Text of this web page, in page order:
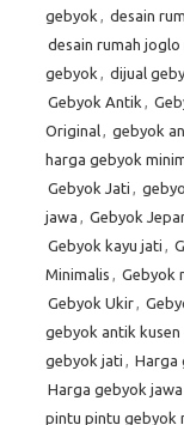
gebyok , desain
desain rumah
gebyok , dijual
Gebyok Antik ,
Original, gebyok
harga gebyok
Gebyok Jati ,
jawa , Gebyok
Gebyok kayu jati ,
Minimalis , Gebyok
Gebyok Ukir,
gebyok antik kusen
gebyok jati , Harga
Harga gebyok
pintu pintu gebyok